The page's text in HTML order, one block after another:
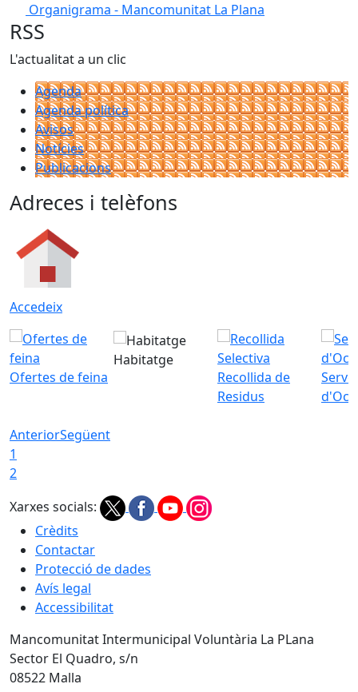
Organigrama - Mancomunitat La Plana
RSS
L'actualitat a un clic
Agenda
Agenda política
Avisos
Notícies
Publicacions
Adreces i telèfons
Accedeix
Ofertes de feina
Habitatge
Recollida de
Residus
Servei
AnteriorSegüent
1
2
Xarxes socials:
Crèdits
Contactar
Protecció de dades
Avís legal
Accessibilitat
Mancomunitat Intermunicipal Voluntària La PLana
Sector El Quadro, s/n
08522 Malla